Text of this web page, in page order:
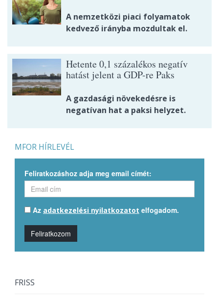
A nemzetközi piaci folyamatok
kedvező irányba mozdultak el.
Hetente 0,1 százalékos negatív
hatást jelent a GDP-re Paks
A gazdasági növekedésre is
negatívan hat a paksi helyzet.
MFOR HÍRLEVÉL
Feliratkozáshoz adja meg email címét:
Az adatkezelési nyilatkozatot elfogadom.
Feliratkozom
FRISS